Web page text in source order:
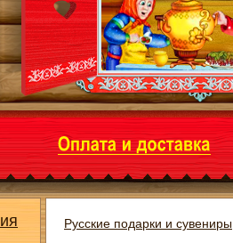
Русские подарки и сувениры